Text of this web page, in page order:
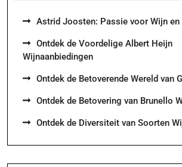
Astrid Joosten: Passie voor Wijn en
Ontdek de Voordelige Albert Heijn
Wijnaanbiedingen
Ontdek de Betoverende Wereld van
Ontdek de Betovering van Brunello
Ontdek de Diversiteit van Soorten